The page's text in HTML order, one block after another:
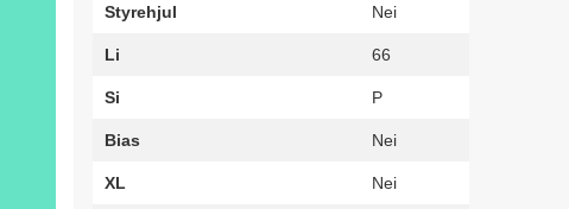
Styrehjul Nei
Li 66
Si P
Bias Nei
XL Nei